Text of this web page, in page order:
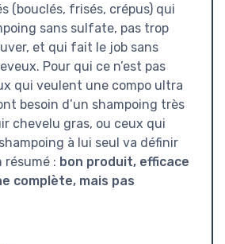
(bouclés, frisés, crépus) qui
sans sulfate, pas trop
et qui fait le job sans
Pour qui ce n’est pas
qui veulent une compo ultra
besoin d’un shampoing très
chevelu gras, ou ceux qui
à lui seul va définir
résumé : bon produit, efficace
complète, mais pas